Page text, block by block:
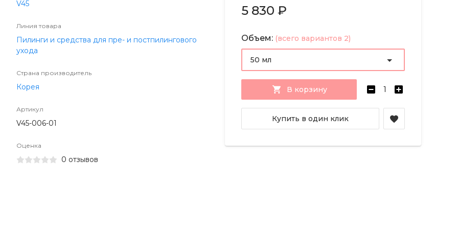
V45
Линия товара
Пилинги и средства для пре- и постпилингового
ухода
Страна производитель
Корея
Артикул
V45-006-01
Оценка
0 отзывов
5 830 ₽
Объем: (всего вариантов 2)
50 мл
В корзину
Купить в один клик